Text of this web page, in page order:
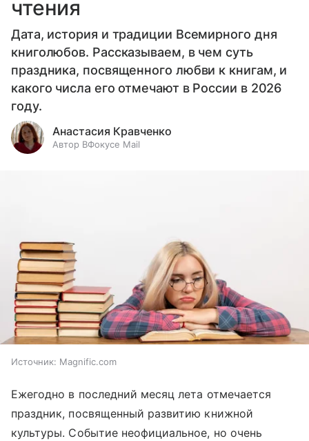
чтения
Дата, история и традиции Всемирного дня
книголюбов. Рассказываем, в чем суть
праздника, посвященного любви к книгам, и
какого числа его отмечают в России в 2026
году.
Анастасия Кравченко
Автор ВФокусе Mail
Источник: Magnific.com
Ежегодно в последний месяц лета отмечается
праздник, посвященный развитию книжной
культуры. Событие неофициальное, но очень